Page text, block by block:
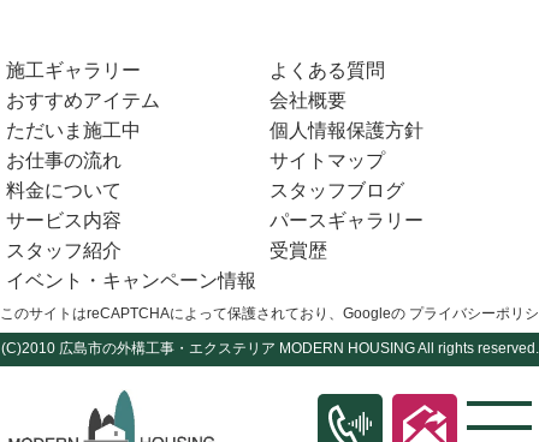
施工ギャラリー
おすすめアイテム
ただいま施工中
お仕事の流れ
料金について
サービス内容
スタッフ紹介
イベント・キャンペーン情報
よくある質問
会社概要
個人情報保護方針
サイトマップ
スタッフブログ
パースギャラリー
受賞歴
このサイトはreCAPTCHAによって保護されており、Googleの プライバシーポリ
(C)2010 広島市の外構工事・エクステリア MODERN HOUSING All rights reserved.